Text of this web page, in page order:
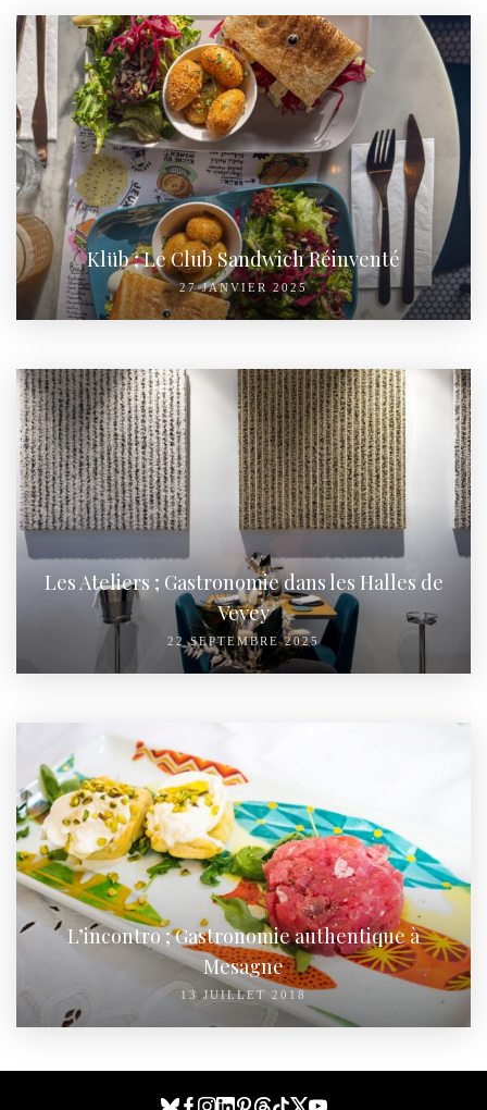
Klüb ; Le Club Sandwich Réinventé
27 JANVIER 2025
Les Ateliers ; Gastronomie dans les Halles de
Vevey
22 SEPTEMBRE 2025
L’incontro ; Gastronomie authentique à
Mesagne
13 JUILLET 2018